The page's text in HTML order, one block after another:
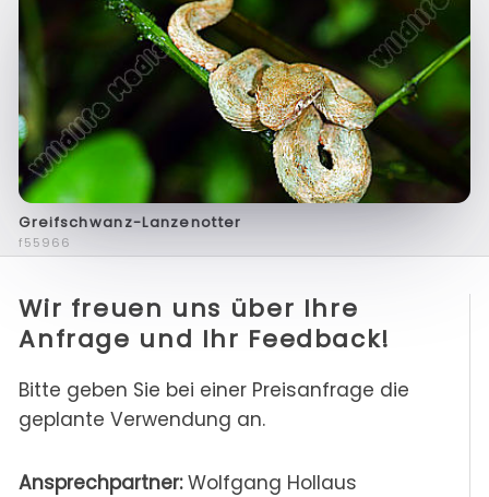
Greifschwanz-Lanzenotter
f55966
Wir freuen uns über Ihre
Anfrage und Ihr Feedback!
Bitte geben Sie bei einer Preisanfrage die
geplante Verwendung an.
Ansprechpartner:Wolfgang Hollaus